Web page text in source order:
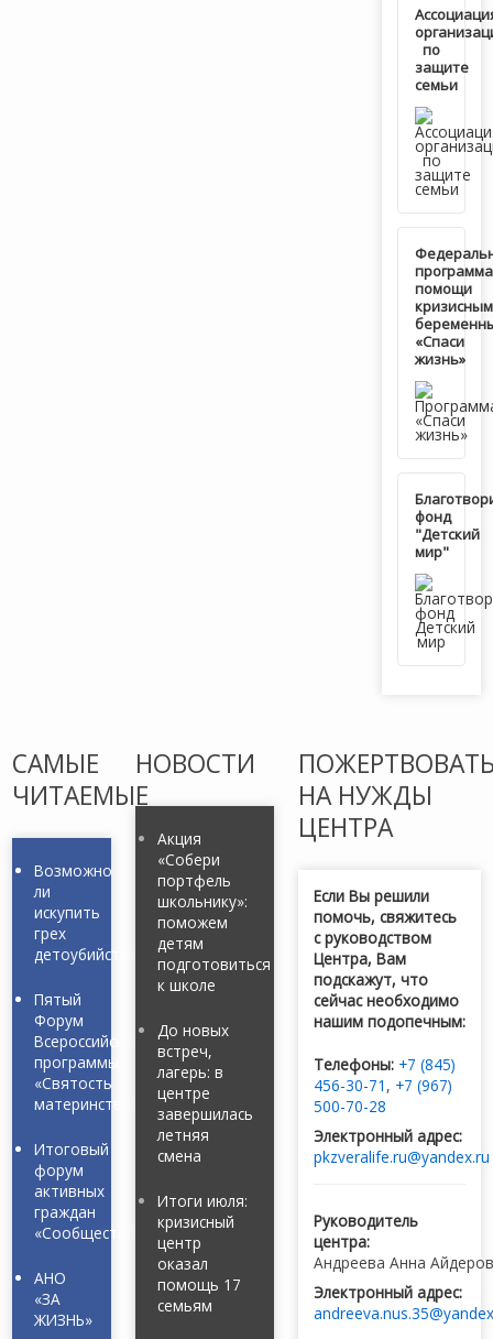
по
защите
семьи
программа
помощи
кризисным
«Спаси
жизнь»
фонд
"Детский
мир"
САМЫЕ
ЧИТАЕМЫЕ
Возможно
ли
искупить
грех
детоубийства?
Пятый
Форум
Всероссийской
программы
«Святость
материнства»
Итоговый
форум
активных
граждан
«Сообщество»
АНО
«ЗА
ЖИЗНЬ»
НОВОСТИ
Акция
«Собери
портфель
школьнику»:
поможем
детям
подготовиться
к школе
До новых
встреч,
лагерь: в
центре
завершилась
летняя
смена
Итоги июля:
кризисный
центр
оказал
помощь 17
семьям
НА НУЖДЫ
ЦЕНТРА
Если Вы решили
помочь, свяжитесь
с руководством
Центра, Вам
подскажут, что
сейчас необходимо
нашим подопечным:
Телефоны: +7 (845)
456-30-71 , +7 (967)
500-70-28
Электронный адрес:
pkzveralife.ru@yandex.ru
Руководитель
центра:
Андреева Анна
Электронный адрес: